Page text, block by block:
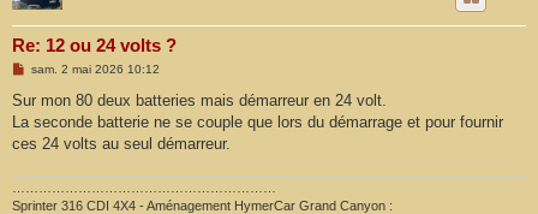
Re: 12 ou 24 volts ?
M
s
a
g
sam. 2 mai 2026 10:12
Sur mon 80 deux batteries mais démarreur en 24 volt.
La seconde batterie ne se couple que lors du démarrage et pour fournir
ces 24 volts au seul démarreur.
Sprinter 316 CDI 4X4 - Aménagement HymerCar Grand Canyon :